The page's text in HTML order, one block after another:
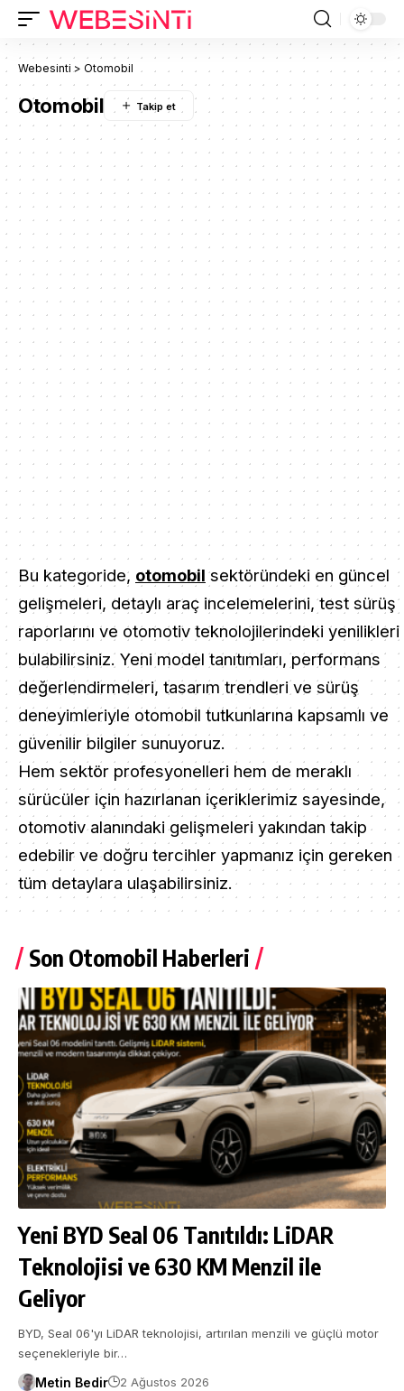
Webesinti > Otomobil
Otomobil
Bu kategoride, otomobilsektöründeki en güncel
gelişmeleri, detaylı araç incelemelerini, test sürüş
raporlarını ve otomotiv teknolojilerindeki yenilikleri
bulabilirsiniz. Yeni model tanıtımları, performans
değerlendirmeleri, tasarım trendleri ve sürüş
deneyimleriyle otomobil tutkunlarına kapsamlı ve
güvenilir bilgiler sunuyoruz.
Hem sektör profesyonelleri hem de meraklı
sürücüler için hazırlanan içeriklerimiz sayesinde,
otomotiv alanındaki gelişmeleri yakından takip
edebilir ve doğru tercihler yapmanız için gereken
tüm detaylara ulaşabilirsiniz.
Son Otomobil Haberleri
Yeni BYD Seal 06 Tanıtıldı: LiDAR
Teknolojisi ve 630 KM Menzil ile
Geliyor
BYD, Seal 06'yı LiDAR teknolojisi, artırılan menzili ve güçlü motor
seçenekleriyle bir…
Metin Bedir 2 Ağustos 2026